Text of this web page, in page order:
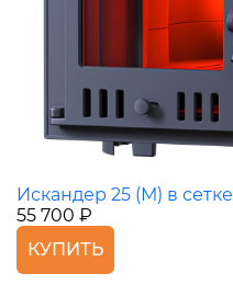
Искандер 25 (М) в сетке
55 700 ₽
КУПИТЬ